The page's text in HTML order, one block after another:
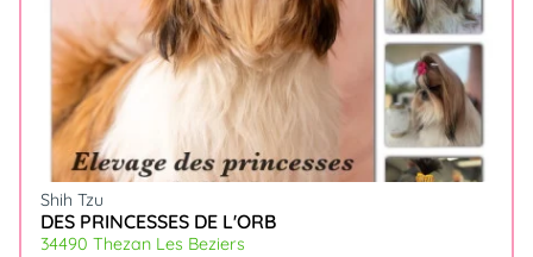
Shih Tzu
DES PRINCESSES DE L'ORB
34490 Thezan Les Beziers